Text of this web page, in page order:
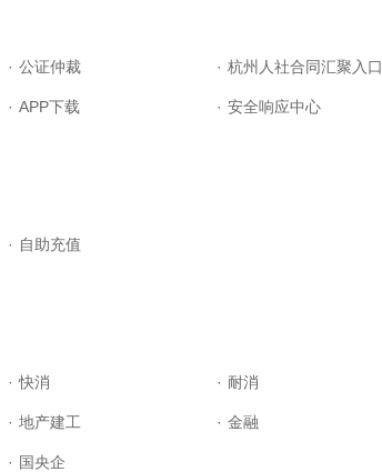
· 公证仲裁 · 杭州人社合同汇聚入口
· APP下载 · 安全响应中心
· 自助充值
· 快消 · 耐消
· 地产建工 · 金融
· 国央企